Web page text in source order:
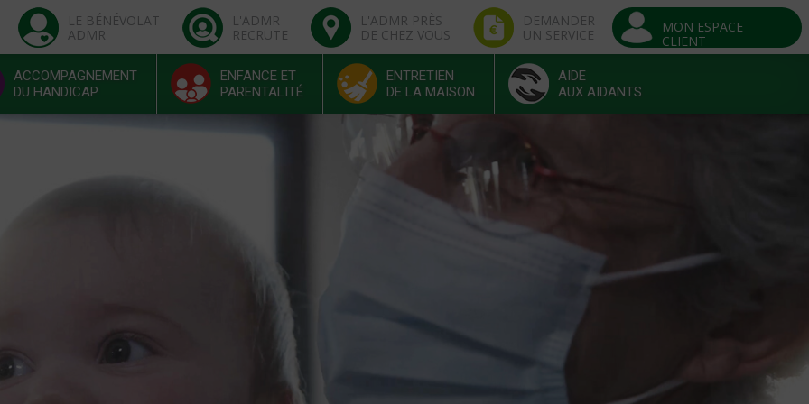
LE BÉNÉVOLAT
ADMR
L'ADMR
RECRUTE
L'ADMR PRÈS
DE CHEZ VOUS
DEMANDER
UN SERVICE
MON ESPACE
CLIENT
ACCOMPAGNEMENT
DU HANDICAP
ENFANCE ET
PARENTALITÉ
ENTRETIEN
DE LA MAISON
AIDE
AUX AIDANTS